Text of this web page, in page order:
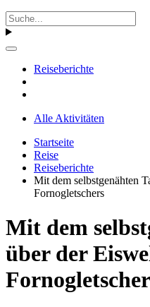
Reiseberichte
Alle Aktivitäten
Startseite
Reise
Reiseberichte
Mit dem selbstgenähten
Fornogletschers
Mit dem
über der